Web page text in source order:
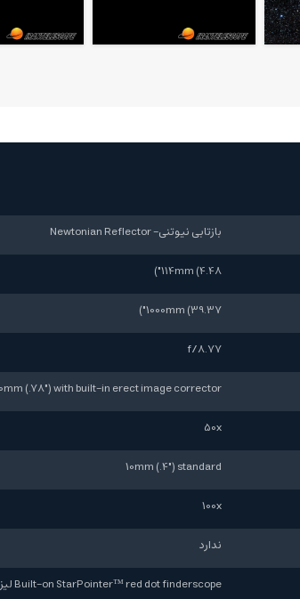
بازتابی نیوتنی- Newtonian Reflector
114mm (4.48")
1000mm (39.37")
f/8.77
20mm (.78") with built-in erect image corrector
50x
10mm (.4") standard
100x
ندارد
Built-on StarPointer™ red dot finderscope لیزری نور قرمز